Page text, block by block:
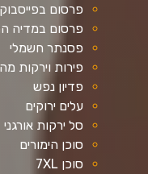
פרסום בפייסבוק
פרסום במדיה
פסנתר חשמלי
פירות וירקות
פדיון נפש
עלים ירוקים
סל ירקות אורגני
סוכן הימורים
סוכן 7XL